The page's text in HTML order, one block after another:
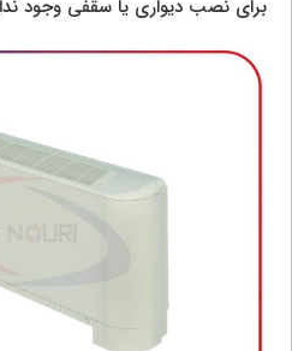
برای نصب دیواری یا سقفی وجود